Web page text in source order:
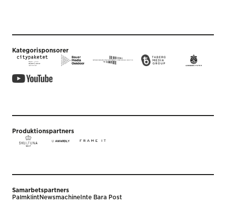
Kategorisponsorer
Produktionspartners
Samarbetspartners
PalmklintNewsmachine Inte Bara Post